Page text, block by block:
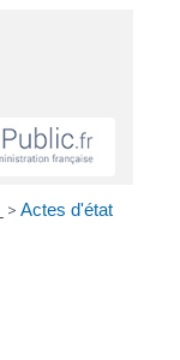
> Actes d'état